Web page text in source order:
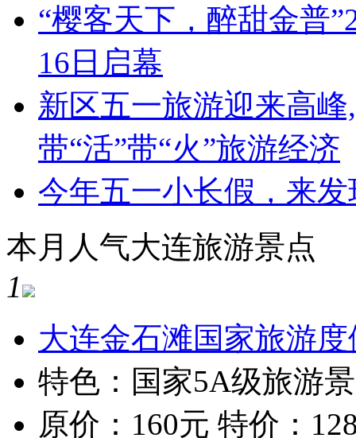
“樱客天下，醉甜金普
16日启幕
新区五一旅游迎来高
带“活”带“火”旅游经济
今年五一小长假，来
本月人气大连旅游景点
1
大连金石滩国家旅游度
特色：国家5A级旅游
原价：160元 特价：